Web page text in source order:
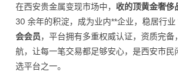
在西安贵金属变现市场中， 收的顶黄金奢侈
30 余年的积淀，成为业内**企业，稳居行业
会会员，平台拥有多重权威认证，资质完备
航，让每一笔交易都足够安心，是西安市民
选平台之一。